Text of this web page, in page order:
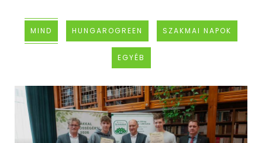
MIND HUNGAROGREEN SZAKMAI NAPOK
EGYÉB